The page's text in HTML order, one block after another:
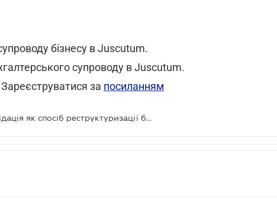
бізнесу в Juscutum.
супроводу в Juscutum.
за посиланням
Безкоштовний вебінар: «Ліквідація як спосіб реструктуризації бізнесу та перехід до нової податкової моделі з 2027 року»